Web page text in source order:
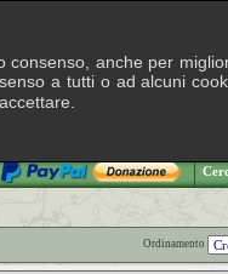
Ordinamento
anche per
a tutti o ad alcuni